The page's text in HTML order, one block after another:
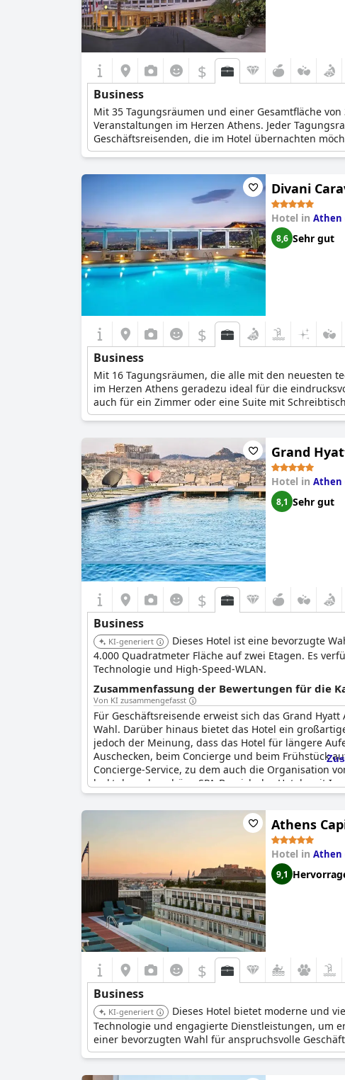
$
Business
Mit 35 Tagungsräumen und einer Gesamtfläche
Veranstaltungen im Herzen Athens. Jeder
Geschäftsreisenden, die im Hotel übernachten
Divani
Hotel in Athen
8,6 Sehr gut
$
Business
Mit 16 Tagungsräumen, die alle mit den neuesten
im Herzen Athens geradezu ideal für die
auch für ein Zimmer oder eine Suite mit
idealen Wahl für all Ihre geschäftlichen
Grand
Hotel in Athen
8,1 Sehr gut
$
Business
KI-generiert
Dieses Hotel ist eine bevorzugte
4.000 Quadratmeter Fläche auf zwei Etagen. Es
Technologie und High-Speed-WLAN.
Zusammenfassung der Bewertungen für die
Von KI zusammengefasst
Für Geschäftsreisende erweist sich das Grand
Wahl. Darüber hinaus bietet das Hotel ein
jedoch der Meinung, dass das Hotel für längere
Auschecken, beim Concierge und beim Frühstück
Concierge-Service, zu dem auch die Organisation
lockt der sehr schöne SPA-Bereich des Hotels mit
da er erst um 11.30 Uhr öffnet. Insgesamt ist das
Athens
Hotel in Athen
9,1
$
Business
KI-generiert
Dieses Hotel bietet moderne und
Technologie und engagierte Dienstleistungen, um
einer bevorzugten Wahl für anspruchsvolle